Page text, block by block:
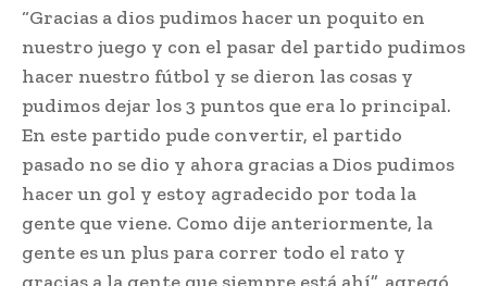
“Gracias a dios pudimos hacer un poquito en
nuestro juego y con el pasar del partido pudimos
hacer nuestro fútbol y se dieron las cosas y
pudimos dejar los 3 puntos que era lo principal.
En este partido pude convertir, el partido
pasado no se dio y ahora gracias a Dios pudimos
hacer un gol y estoy agradecido por toda la
gente que viene. Como dije anteriormente, la
gente es un plus para correr todo el rato y